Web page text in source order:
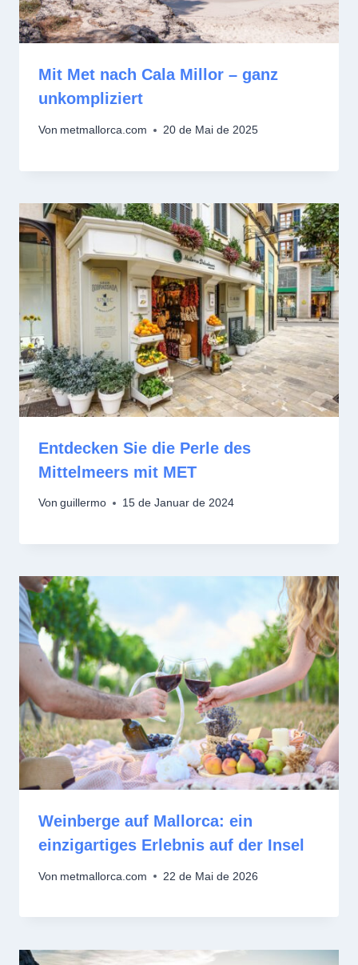
Mit Met nach Cala Millor – ganz
unkompliziert
Von metmallorca.com 20 de Mai de 2025
Entdecken Sie die Perle des
Mittelmeers mit MET
Von guillermo 15 de Januar de 2024
Weinberge auf Mallorca: ein
einzigartiges Erlebnis auf der Insel
Von metmallorca.com 22 de Mai de 2026